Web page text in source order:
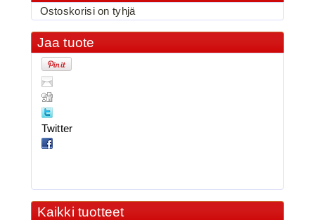
Ostoskorisi on tyhjä
Jaa tuote
Twitter
Kaikki tuotteet